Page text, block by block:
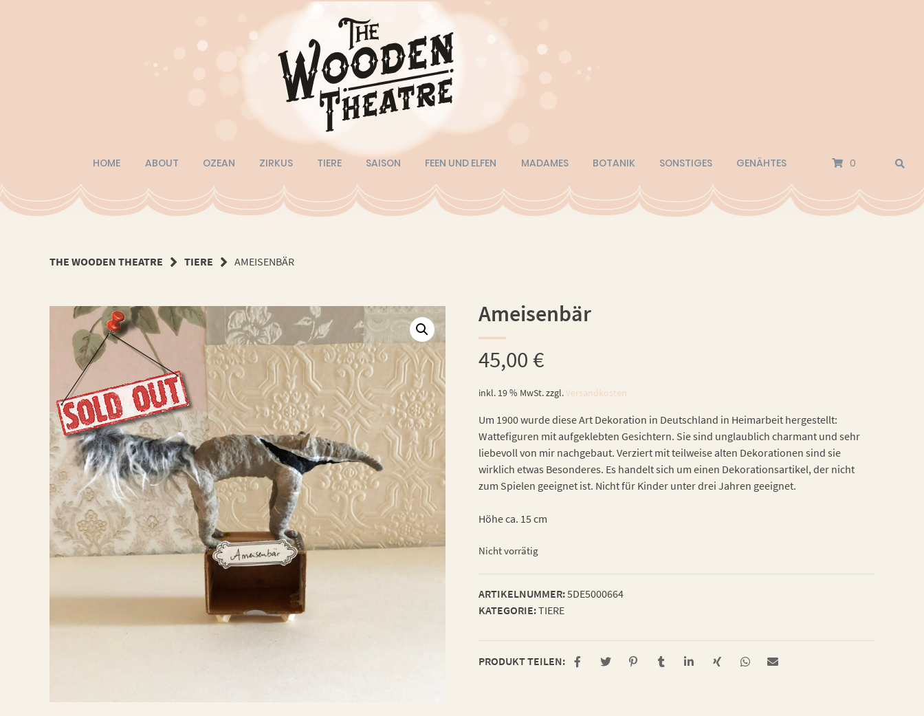
HOME ABOUT OZEAN ZIRKUS TIERE SAISON FEEN UND ELFEN MADAMES BOTANIK SONSTIGES GENÄHTES 0
THE WOODEN THEATRE TIERE AMEISENBÄR
Ameisenbär
45,00€
inkl. 19 % MwSt.zzgl.Versandkosten
Um 1900 wurde diese Art Dekoration in Deutschland in Heimarbeit hergestellt:
Wattefiguren mit aufgeklebten Gesichtern. Sie sind unglaublich charmant und sehr
liebevoll von mir nachgebaut. Verziert mit teilweise alten Dekorationen sind sie
wirklich etwas Besonderes. Es handelt sich um einen Dekorationsartikel, der nicht
zum Spielen geeignet ist. Nicht für Kinder unter drei Jahren geeignet.
Höhe ca. 15 cm
Nicht vorrätig
ARTIKELNUMMER:5DE5000664
KATEGORIE:TIERE
PRODUKT TEILEN: